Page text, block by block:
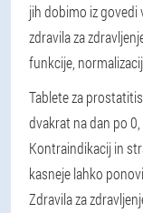
jih dobimo iz
zdravila za
funkcije,
Tablete za
dvakrat na dan po
Kontraindikacij in
kasneje lahko
Zdravila za